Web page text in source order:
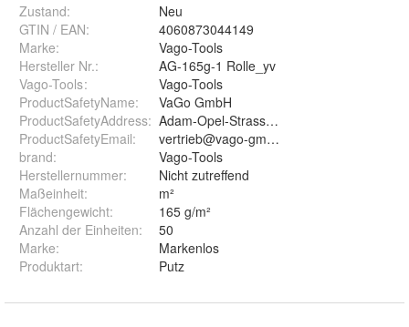
Zustand:
Neu
GTIN / EAN:
4060873044149
Marke:
Vago-Tools
Hersteller Nr.:
AG-165g-1 Rolle_yv
Vago-Tools:
Vago-Tools
ProductSafetyName:
VaGo GmbH
ProductSafetyAddress: Adam-Opel-Strasse 10, 60386 Frankfurt
ProductSafetyEmail:
vertrieb@vago-gmbh.de
brand:
Vago-Tools
Herstellernummer:
Nicht zutreffend
Maßeinheit:
m²
Flächengewicht:
165 g/m²
Anzahl der Einheiten:
50
Marke:
Markenlos
Produktart: Putz